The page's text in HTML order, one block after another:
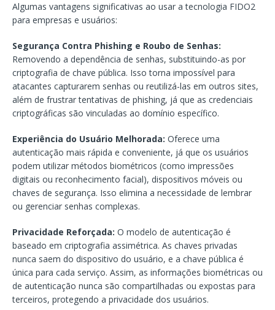
Algumas vantagens significativas ao usar a tecnologia FIDO2
para empresas e usuários:
Segurança Contra Phishing e Roubo de Senhas:
Removendo a dependência de senhas, substituindo-as por
criptografia de chave pública. Isso torna impossível para
atacantes capturarem senhas ou reutilizá-las em outros sites,
além de frustrar tentativas de phishing, já que as credenciais
criptográficas são vinculadas ao domínio específico.
Experiência do Usuário Melhorada: Oferece uma
autenticação mais rápida e conveniente, já que os usuários
podem utilizar métodos biométricos (como impressões
digitais ou reconhecimento facial), dispositivos móveis ou
chaves de segurança. Isso elimina a necessidade de lembrar
ou gerenciar senhas complexas.
Privacidade Reforçada: O modelo de autenticação é
baseado em criptografia assimétrica. As chaves privadas
nunca saem do dispositivo do usuário, e a chave pública é
única para cada serviço. Assim, as informações biométricas ou
de autenticação nunca são compartilhadas ou expostas para
terceiros, protegendo a privacidade dos usuários.